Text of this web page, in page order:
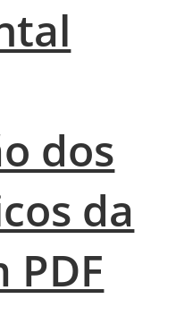
dos
da
PDF